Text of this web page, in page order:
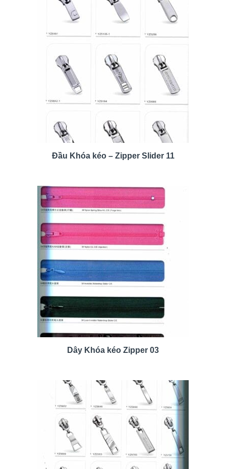
Đầu Khóa kéo – Zipper Slider 11
Dây Khóa kéo Zipper 03